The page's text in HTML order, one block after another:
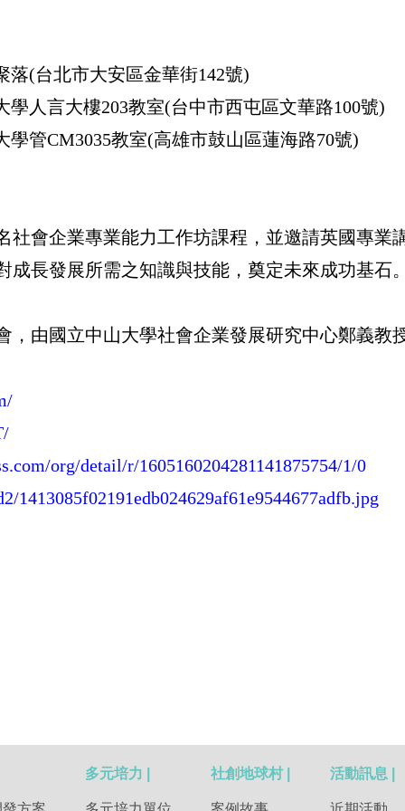
落(台北市大安區金華街142號)
學人言大樓203教室(台中市西屯區文華路100號)
學管CM3035教室(高雄市鼓山區蓮海路70號)
社會企業專業能力工作坊課程，並邀請英國專業
成長發展所需之知識與技能，奠定未來成功基石
，由國立中山大學社會企業發展研究中心鄭義教
org/detail/r/1605160204281141875754/1/0
1413085f02191edb024629af61e9544677adfb.jpg
多元培力 | 社創地球村 | 活動訊息 |